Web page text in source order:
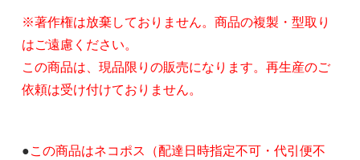
※著作権は放棄しておりません。商品の複製・型取り
はご遠慮ください。
この商品は、現品限りの販売になります。再生産のご
依頼は受け付けておりません。
●この商品はネコポス（配達日時指定不可・代引便不